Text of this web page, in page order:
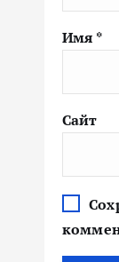
Имя *
Сайт